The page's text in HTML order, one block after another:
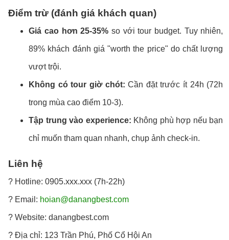
Điểm trừ (đánh giá khách quan)
Giá cao hơn 25-35% so với tour budget. Tuy nhiên,
89% khách đánh giá "worth the price" do chất lượng
vượt trội.
Không có tour giờ chót: Cần đặt trước ít 24h (72h
trong mùa cao điểm 10-3).
Tập trung vào experience: Không phù hợp nếu bạn
chỉ muốn tham quan nhanh, chụp ảnh check-in.
Liên hệ
? Hotline: 0905.xxx.xxx (7h-22h)
? Email: hoian@danangbest.com
? Website: danangbest.com
? Địa chỉ: 123 Trần Phú, Phố Cổ Hội An